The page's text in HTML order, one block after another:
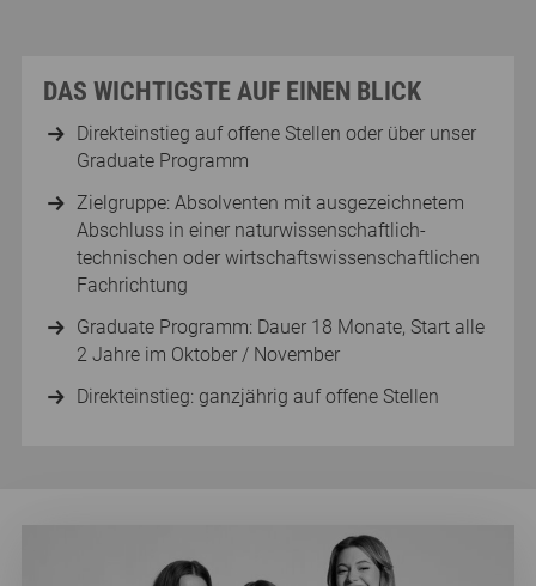
DAS WICHTIGSTE AUF EINEN BLICK
Direkteinstieg auf offene Stellen oder über unser
Graduate Programm
Zielgruppe: Absolventen mit ausgezeichnetem
Abschluss in einer naturwissenschaftlich-
technischen oder wirtschaftswissenschaftlichen
Fachrichtung
Graduate Programm: Dauer 18 Monate, Start alle
2 Jahre im Oktober / November
Direkteinstieg: ganzjährig auf offene Stellen